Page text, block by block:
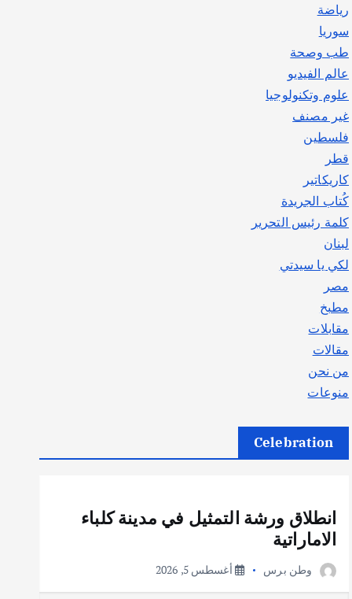
رياضة
سوريا
طب وصحة
عالم الفيديو
علوم وتكنولوجيا
غير مصنف
فلسطين
قطر
كاريكاتير
كُتاب الجريدة
كلمة رئيس التحرير
لبنان
لكي يا سيدتي
مصر
مطبخ
مقابلات
مقالات
من نحن
منوعات
Celebration
انطلاق ورشة التمثيل في مدينة كلباء
الاماراتية
وطن برس أغسطس 5, 2026